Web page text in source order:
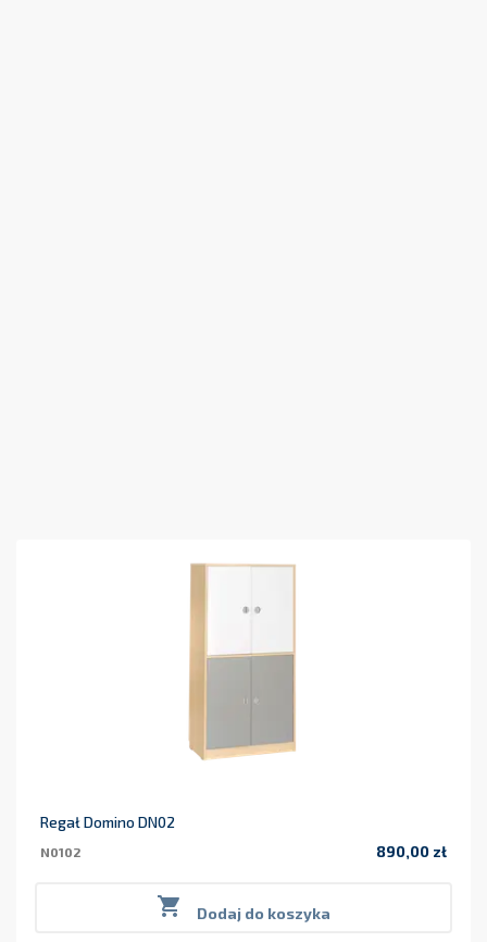
Regał Domino DN02
N0102 890,00 zł
 Dodaj do koszyka